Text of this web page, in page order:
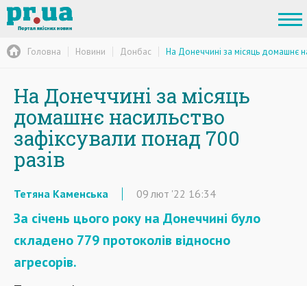
Головна Новини Донбас На Донеччині за місяць домашнє
На Донеччині за місяць
домашнє насильство
зафіксували понад 700
разів
Тетяна Каменська 09 лют '22 16:34
За січень цього року на Донеччині було
складено 779 протоколів відносно
агресорів.